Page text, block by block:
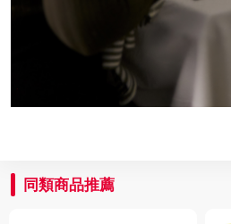
同類商品推薦